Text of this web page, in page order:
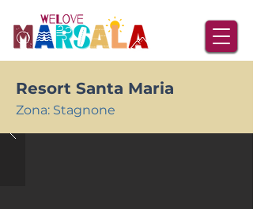
Resort Santa Maria
Zona: Stagnone